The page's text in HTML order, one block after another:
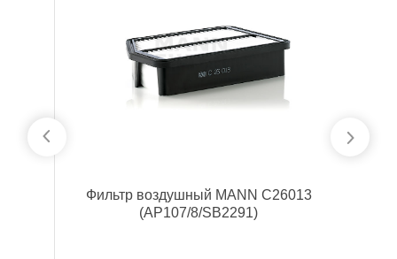
Фильтр воздушный MANN C26013
(AP107/8/SB2291)